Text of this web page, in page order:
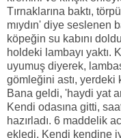
Tırnaklarına baktı,
mıydın' diye seslenen
köpeğin su kabını
holdeki lambayı yaktı.
uyumuş diyerek,
gömleğini astı, yerdeki
Bana geldi, 'haydi yat
Kendi odasına gitti,
hazırladı. 6 maddelik
ekledi. Kendi kendine